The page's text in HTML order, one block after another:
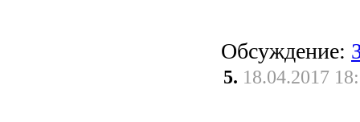
Обсуждение:
5. 18.04.2017